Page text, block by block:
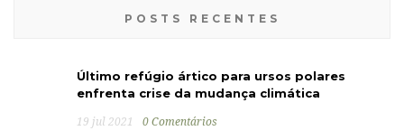
POSTS RECENTES
Último refúgio ártico para ursos polares
enfrenta crise da mudança climática
19 jul 2021 0 Comentários